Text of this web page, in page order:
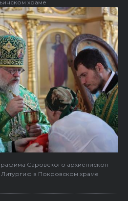
храме
Саровского архиепископ
в Покровском храме